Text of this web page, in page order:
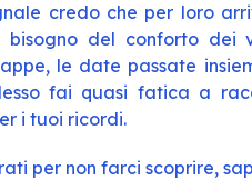
credo che per loro
del conforto dei
le date passate
fai quasi fatica a
i tuoi ricordi.
per non farci scoprire,